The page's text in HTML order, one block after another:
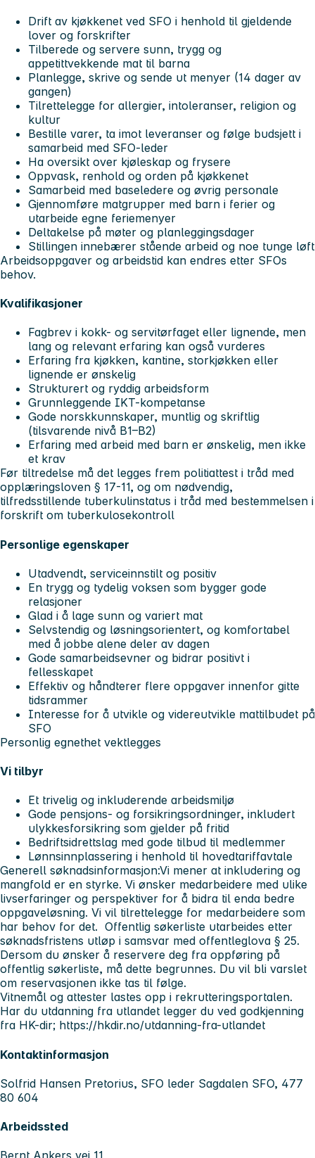
Drift av kjøkkenet ved SFO i henhold til gjeldende
lover og forskrifter
Tilberede og servere sunn, trygg og
appetittvekkende mat til barna
Planlegge, skrive og sende ut menyer (14 dager av
gangen)
Tilrettelegge for allergier, intoleranser, religion og
kultur
Bestille varer, ta imot leveranser og følge budsjett i
samarbeid med SFO-leder
Ha oversikt over kjøleskap og frysere
Oppvask, renhold og orden på kjøkkenet
Samarbeid med baseledere og øvrig personale
Gjennomføre matgrupper med barn i ferier og
utarbeide egne feriemenyer
Deltakelse på møter og planleggingsdager
Stillingen innebærer stående arbeid og noe tunge løft
Arbeidsoppgaver og arbeidstid kan endres etter SFOs
behov.
Kvalifikasjoner
Fagbrev i kokk- og servitørfaget eller lignende, men
lang og relevant erfaring kan også vurderes
Erfaring fra kjøkken, kantine, storkjøkken eller
lignende er ønskelig
Strukturert og ryddig arbeidsform
Grunnleggende IKT-kompetanse
Gode norskkunnskaper, muntlig og skriftlig
(tilsvarende nivå B1–B2)
Erfaring med arbeid med barn er ønskelig, men ikke
et krav
Før tiltredelse må det legges frem politiattest i tråd med
opplæringsloven § 17-11, og om nødvendig,
tilfredsstillende tuberkulinstatus i tråd med bestemmelsen i
forskrift om tuberkulosekontroll
Personlige egenskaper
Utadvendt, serviceinnstilt og positiv
En trygg og tydelig voksen som bygger gode
relasjoner
Glad i å lage sunn og variert mat
Selvstendig og løsningsorientert, og komfortabel
med å jobbe alene deler av dagen
Gode samarbeidsevner og bidrar positivt i
fellesskapet
Effektiv og håndterer flere oppgaver innenfor gitte
tidsrammer
Interesse for å utvikle og videreutvikle mattilbudet på
SFO
Personlig egnethet vektlegges
Vi tilbyr
Et trivelig og inkluderende arbeidsmiljø
Gode pensjons- og forsikringsordninger, inkludert
ulykkesforsikring som gjelder på fritid
Bedriftsidrettslag med gode tilbud til medlemmer
Lønnsinnplassering i henhold til hovedtariffavtale
Generell søknadsinformasjon:Vi mener at inkludering og
mangfold er en styrke. Vi ønsker medarbeidere med ulike
livserfaringer og perspektiver for å bidra til enda bedre
oppgaveløsning. Vi vil tilrettelegge for medarbeidere som
har behov for det. Offentlig søkerliste utarbeides etter
søknadsfristens utløp i samsvar med offentleglova § 25.
Dersom du ønsker å reservere deg fra oppføring på
offentlig søkerliste, må dette begrunnes. Du vil bli varslet
om reservasjonen ikke tas til følge.
Vitnemål og attester lastes opp i rekrutteringsportalen.
Har du utdanning fra utlandet legger du ved godkjenning
fra HK-dir; https://hkdir.no/utdanning-fra-utlandet
Kontaktinformasjon
Solfrid Hansen Pretorius, SFO leder Sagdalen SFO, 477
80 604
Arbeidssted